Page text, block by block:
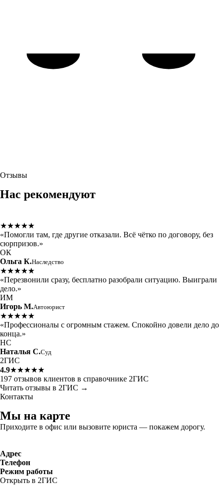
Отзывы
Нас рекомендуют
★★★★★
«Помогли там, где другие отказали. Всё чётко по договору, без
сюрпризов.»
ОК
Ольга К.Наследство
★★★★★
«Перезвонили сразу, бесплатно разобрали ситуацию. Выиграли
дело.»
ИМ
Игорь М.Автоюрист
★★★★★
«Профессионалы с огромным стажем. Спокойно довели дело до
конца.»
НС
Наталья С.Суд
2ГИС
4.9★★★★★
197 отзывов клиентов в справочнике 2ГИС
Читать отзывы в 2ГИС →
Контакты
Мы на карте
Приходите в офис или вызовите юриста — покажем дорогу.
Адрес
Телефон
Режим работы
Открыть в 2ГИС